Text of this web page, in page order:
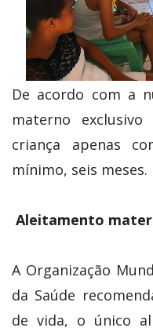
De acordo com a
materno
criança apenas
mínimo, seis meses.
Aleitamento
A Organização
da Saúde
de vida, o único